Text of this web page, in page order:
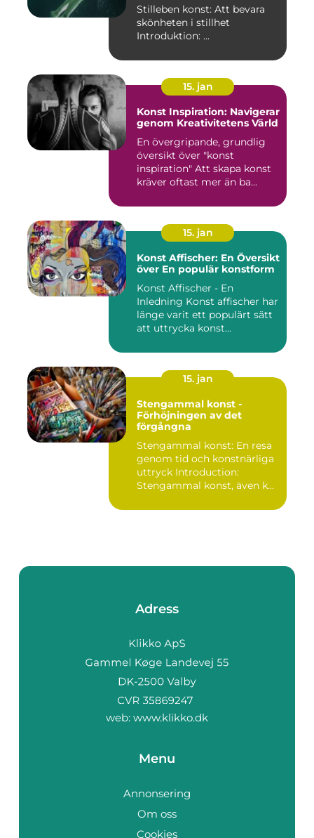
Stilleben konst: Att bevara
skönheten i stillhet
Introduktion: ...
15. jan
Konst Inspiration: Navigerar
genom Kreativitetens Värld
En övergripande, grundlig
översikt över "konst
inspiration" Att skapa konst
kräver oftast mer än ba...
15. jan
Konst Affischer: En Översikt
över En populär konstform
Konst Affischer - En
Inledning Konst affischer har
länge varit ett populärt sätt
att uttrycka konst...
15. jan
Stengammal konst -
Förhöjningen av det
förgångna
Stengammal konst: En resa
genom tid och konstnärliga
uttryck Introduction:
Stengammal konst, även k...
Adress
web: www.klikko.dk
Menu
Annonsering
Om oss
Cookies